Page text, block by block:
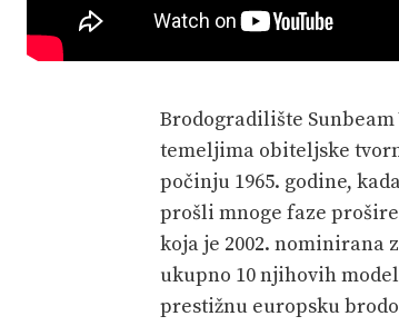
Brodogradilište Sunbeam
temeljima obiteljske
počinju 1965. godine,
prošli mnoge faze
koja je 2002. nominirana
ukupno 10 njihovih
prestižnu europsku